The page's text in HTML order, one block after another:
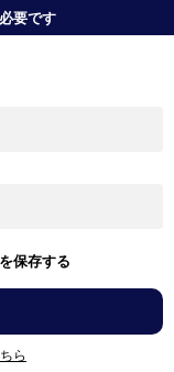
要です
保存する
ら